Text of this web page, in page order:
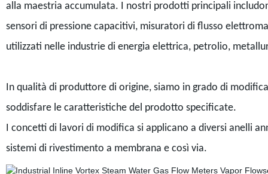
alla maestria accumulata. I nostri prodotti principali
sensori di pressione capacitivi, misuratori di flusso
utilizzati nelle industrie di energia elettrica, petrolio,
In qualità di produttore di origine, siamo in grado di
soddisfare le caratteristiche del prodotto specificate.
I concetti di lavori di modifica si applicano a diversi anelli
sistemi di rivestimento a membrana e così via.